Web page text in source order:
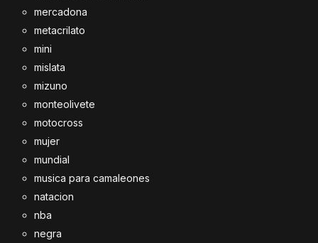
mercadona
metacrilato
mini
mislata
mizuno
monteolivete
motocross
mujer
mundial
musica para camaleones
natacion
nba
negra